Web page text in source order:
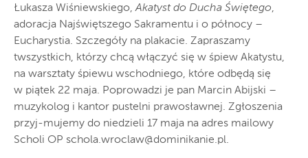
Łukasza Wiśniewskiego,Akatyst do Ducha Świętego,
adoracja Najświętszego Sakramentu i o północy –
Eucharystia. Szczegóły na plakacie. Zapraszamy
twszystkich, którzy chcą włączyć się w śpiew Akatystu,
na warsztaty śpiewu wschodniego, które odbędą się
w piątek 22 maja. Poprowadzi je pan Marcin Abijski –
muzykolog i kantor pustelni prawosławnej. Zgłoszenia
przyj-mujemy do niedzieli 17 maja na adres mailowy
Scholi OP schola.wroclaw@dominikanie.pl.